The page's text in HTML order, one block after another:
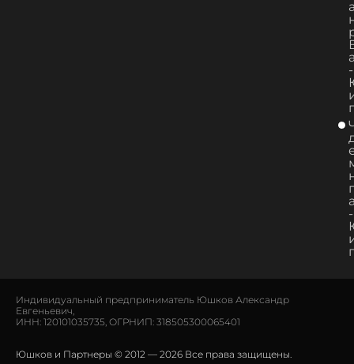
-
-
Индивидуальный предприниматель Юшков Александр
Евгеньевич,
ИНН: 120101035735, ОГРНИП: 318505300065401
Юшков и Партнеры © 2012 — 2026 Все права защищены.